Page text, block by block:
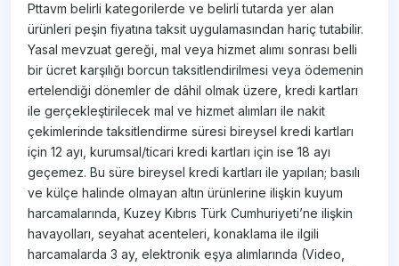
Pttavm belirli kategorilerde ve belirli tutarda yer alan
ürünleri peşin fiyatına taksit uygulamasından hariç tutabilir.
Yasal mevzuat gereği, mal veya hizmet alımı sonrası belli
bir ücret karşılığı borcun taksitlendirilmesi veya ödemenin
ertelendiği dönemler de dâhil olmak üzere, kredi kartları
ile gerçekleştirilecek mal ve hizmet alımları ile nakit
çekimlerinde taksitlendirme süresi bireysel kredi kartları
için 12 ayı, kurumsal/ticari kredi kartları için ise 18 ayı
geçemez. Bu süre bireysel kredi kartları ile yapılan; basılı
ve külçe halinde olmayan altın ürünlerine ilişkin kuyum
harcamalarında, Kuzey Kıbrıs Türk Cumhuriyeti’ne ilişkin
havayolları, seyahat acenteleri, konaklama ile ilgili
harcamalarda 3 ay, elektronik eşya alımlarında (Video,